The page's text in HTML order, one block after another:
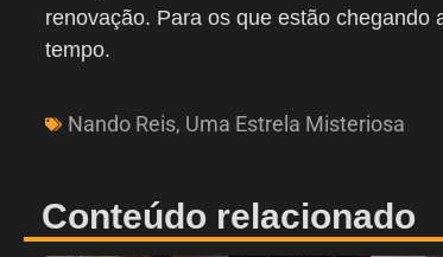
renovação. Para os que estão
tempo.
Nando Reis, Uma Estrela Misteriosa
Conteúdo relacionado